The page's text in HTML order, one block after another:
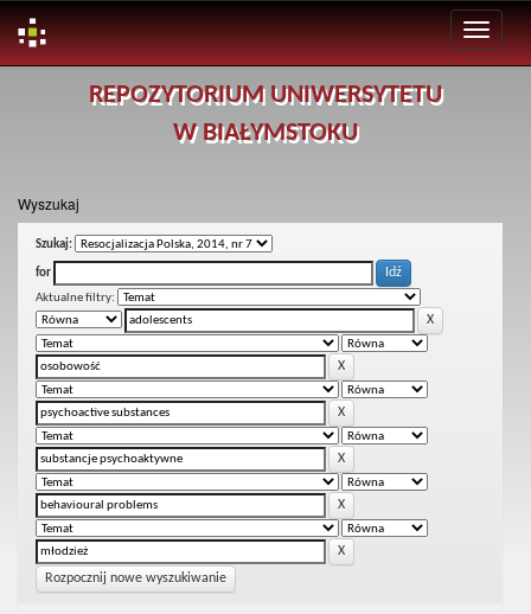
REPOZYTORIUM UNIWERSYTETU
W BIAŁYMSTOKU
Wyszukaj
Szukaj:
for
Aktualne filtry:
Rozpocznij nowe wyszukiwanie